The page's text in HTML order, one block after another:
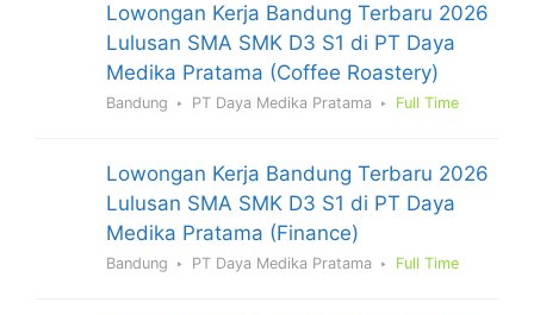
Lowongan Kerja Bandung Terbaru 2026
Lulusan SMA SMK D3 S1 di PT Daya
Medika Pratama (Coffee Roastery)
Bandung PT Daya Medika Pratama Full Time
Lowongan Kerja Bandung Terbaru 2026
Lulusan SMA SMK D3 S1 di PT Daya
Medika Pratama (Finance)
Bandung PT Daya Medika Pratama Full Time